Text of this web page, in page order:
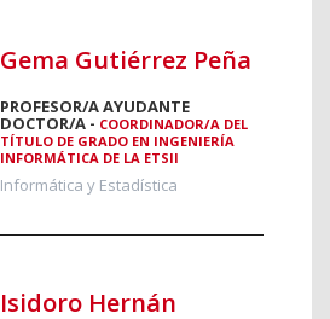
Gema Gutiérrez Peña
PROFESOR/A AYUDANTE
DOCTOR/A - COORDINADOR/A DEL
TÍTULO DE GRADO EN INGENIERÍA
INFORMÁTICA DE LA ETSII
Informática y Estadística
Isidoro Hernán